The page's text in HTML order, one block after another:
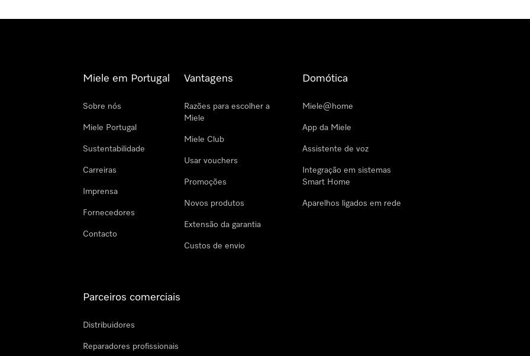
Miele em Portugal
Sobre nós
Miele Portugal
Sustentabilidade
Carreiras
Imprensa
Fornecedores
Contacto
Vantagens
Razões para escolher a
Miele
Miele Club
Usar vouchers
Promoções
Novos produtos
Extensão da garantia
Custos de envio
Domótica
Miele@home
App da Miele
Assistente de voz
Integração em sistemas
Smart Home
Aparelhos ligados em rede
Parceiros comerciais
Distribuidores
Reparadores profissionais